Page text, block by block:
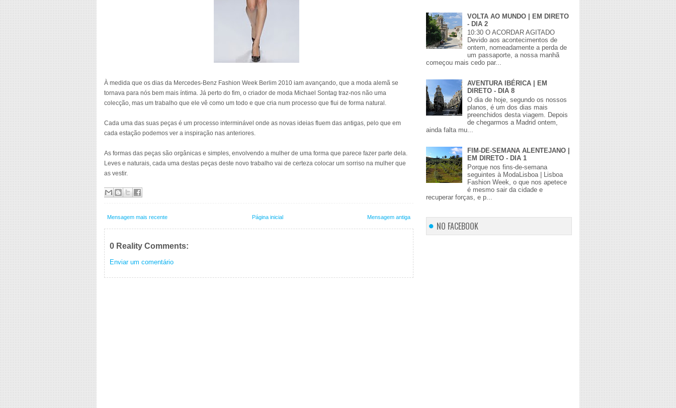
À medida que os dias da Mercedes-Benz Fashion Week Berlim 2010 iam avançando, que a moda alemã se
tornava para nós bem mais íntima. Já perto do fim, o criador de moda Michael Sontag traz-nos não uma
colecção, mas um trabalho que ele vê como um todo e que cria num processo que flui de forma natural.
Cada uma das suas peças é um processo interminável onde as novas ideias fluem das antigas, pelo que em
cada estação podemos ver a inspiração nas anteriores.
As formas das peças são orgânicas e simples, envolvendo a mulher de uma forma que parece fazer parte dela.
Leves e naturais, cada uma destas peças deste novo trabalho vai de certeza colocar um sorriso na mulher que
as vestir.
Mensagem mais recente Mensagem antiga
Página inicial
0 Reality Comments:
Enviar um comentário
VOLTA AO MUNDO | EM DIRETO
- DIA 2
10:30 O ACORDAR AGITADO
Devido aos acontecimentos de
ontem, nomeadamente a perda de
um passaporte, a nossa manhã
começou mais cedo par...
AVENTURA IBÉRICA | EM
DIRETO - DIA 8
O dia de hoje, segundo os nossos
planos, é um dos dias mais
preenchidos desta viagem. Depois
de chegarmos a Madrid ontem,
ainda falta mu...
FIM-DE-SEMANA ALENTEJANO |
EM DIRETO - DIA 1
Porque nos fins-de-semana
seguintes à ModaLisboa | Lisboa
Fashion Week, o que nos apetece
é mesmo sair da cidade e
recuperar forças, e p...
NO FACEBOOK